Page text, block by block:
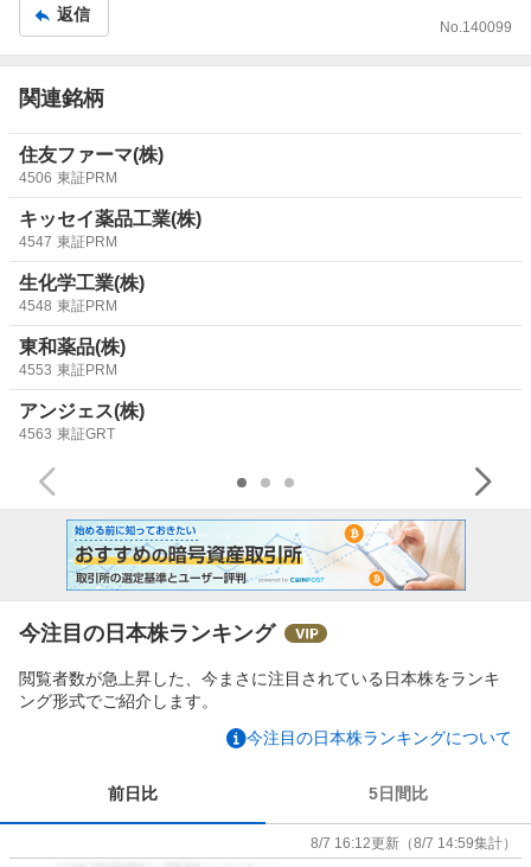
返信
No. 140099
関連銘柄
住友ファーマ(株)
4506 東証PRM
キッセイ薬品工業(株)
4547 東証PRM
生化学工業(株)
4548 東証PRM
東和薬品(株)
4553 東証PRM
アンジェス(株)
4563 東証GRT
今注目の日本株ランキング
閲覧者数が急上昇した、今まさに注目されている日本株をランキ
ング形式でご紹介します。
今注目の日本株ランキングについて
前日比 5日間比
8/7 16:12更新 （8/7 14:59集計）